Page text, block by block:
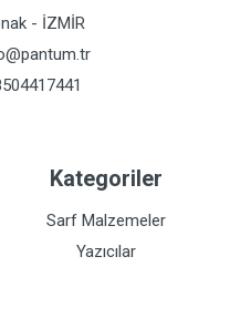
- İZMİR
Kategoriler
Sarf Malzemeler
Yazıcılar